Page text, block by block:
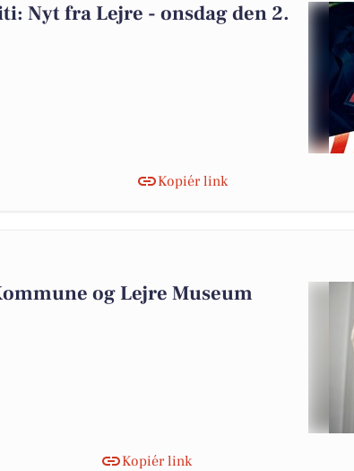
Nyt fra Lejre - onsdag den 2.
Kopiér link
og Lejre Museum
Kopiér link